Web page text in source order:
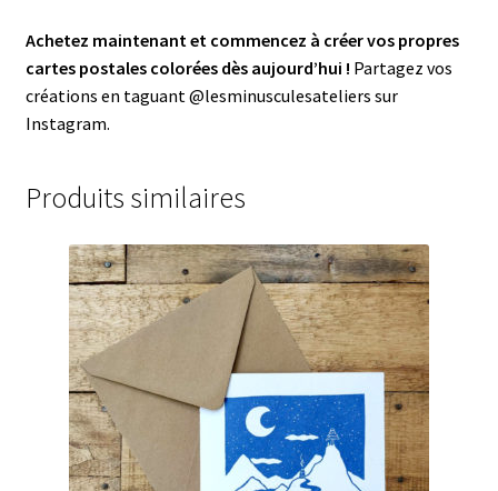
Achetez maintenant et commencez à créer vos propres
cartes postales colorées dès aujourd’hui ! Partagez vos
créations en taguant @lesminusculesateliers sur
Instagram.
Produits similaires